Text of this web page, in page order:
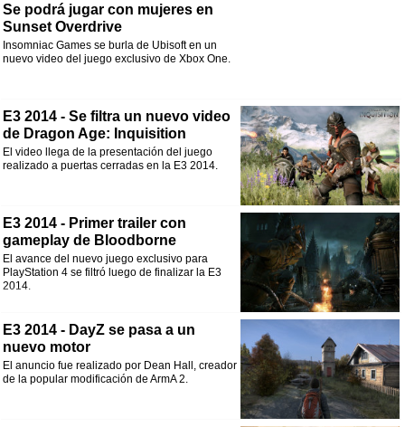
Se podrá jugar con mujeres en
Sunset Overdrive
Insomniac Games se burla de Ubisoft en un
nuevo video del juego exclusivo de Xbox One.
E3 2014 - Se filtra un nuevo video
de Dragon Age: Inquisition
El video llega de la presentación del juego
realizado a puertas cerradas en la E3 2014.
E3 2014 - Primer trailer con
gameplay de Bloodborne
El avance del nuevo juego exclusivo para
PlayStation 4 se filtró luego de finalizar la E3
2014.
E3 2014 - DayZ se pasa a un
nuevo motor
El anuncio fue realizado por Dean Hall, creador
de la popular modificación de ArmA 2.